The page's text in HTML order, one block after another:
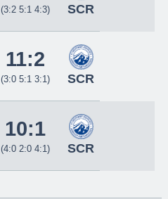
(3:2 5:1 4:3) SCR
11:2
(3:0 5:1 3:1) SCR
10:1
(4:0 2:0 4:1) SCR